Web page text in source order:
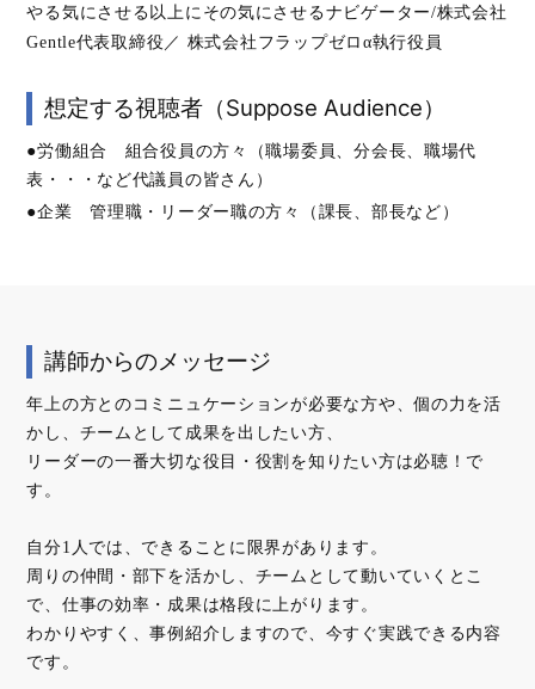
やる気にさせる以上にその気にさせるナビゲーター/株式会社
Gentle代表取締役／ 株式会社フラップゼロα執行役員
想定する視聴者（Suppose Audience）
●労働組合 組合役員の方々（職場委員、分会長、職場代
表・・・など代議員の皆さん）
●企業 管理職・リーダー職の方々（課長、部長など）
講師からのメッセージ
年上の方とのコミニュケーションが必要な方や、個の力を活
かし、チームとして成果を出したい方、
リーダーの一番大切な役目・役割を知りたい方は必聴！で
す。
自分1人では、できることに限界があります。
周りの仲間・部下を活かし、チームとして動いていくとこ
で、仕事の効率・成果は格段に上がります。
わかりやすく、事例紹介しますので、今すぐ実践できる内容
です。